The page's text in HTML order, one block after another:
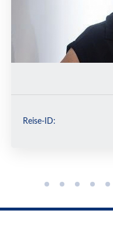
Reise-ID: